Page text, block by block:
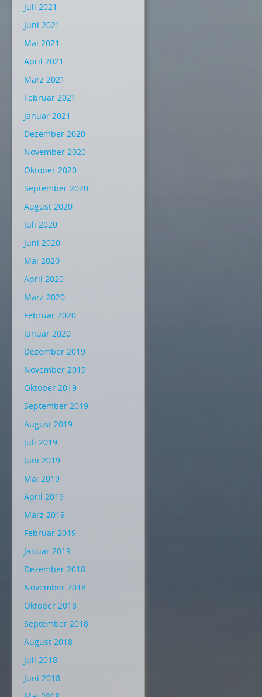
Juli 2021
Juni 2021
Mai 2021
April 2021
März 2021
Februar 2021
Januar 2021
Dezember 2020
November 2020
Oktober 2020
September 2020
August 2020
Juli 2020
Juni 2020
Mai 2020
April 2020
März 2020
Februar 2020
Januar 2020
Dezember 2019
November 2019
Oktober 2019
September 2019
August 2019
Juli 2019
Juni 2019
Mai 2019
April 2019
März 2019
Februar 2019
Januar 2019
Dezember 2018
November 2018
Oktober 2018
September 2018
August 2018
Juli 2018
Juni 2018